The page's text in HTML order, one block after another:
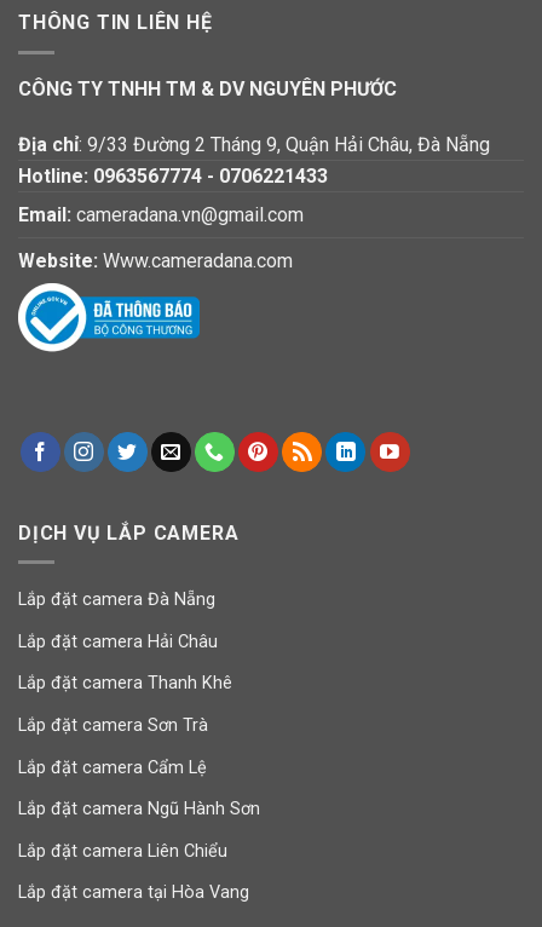
THÔNG TIN LIÊN HỆ
CÔNG TY TNHH TM & DV NGUYÊN PHƯỚC
Địa chỉ: 9/33 Đường 2 Tháng 9, Quận Hải Châu, Đà Nẵng
Hotline: 0963567774 - 0706221433
Email: cameradana.vn@gmail.com
Website: Www.cameradana.com
DỊCH VỤ LẮP CAMERA
Lắp đặt camera Đà Nẵng
Lắp đặt camera Hải Châu
Lắp đặt camera Thanh Khê
Lắp đặt camera Sơn Trà
Lắp đặt camera Cẩm Lệ
Lắp đặt camera Ngũ Hành Sơn
Lắp đặt camera Liên Chiểu
Lắp đặt camera tại Hòa Vang